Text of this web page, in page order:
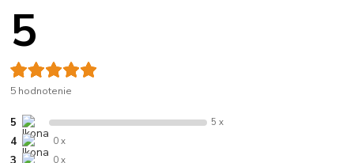
5
5 hodnotenie
5 5 x
4 0 x
0 x